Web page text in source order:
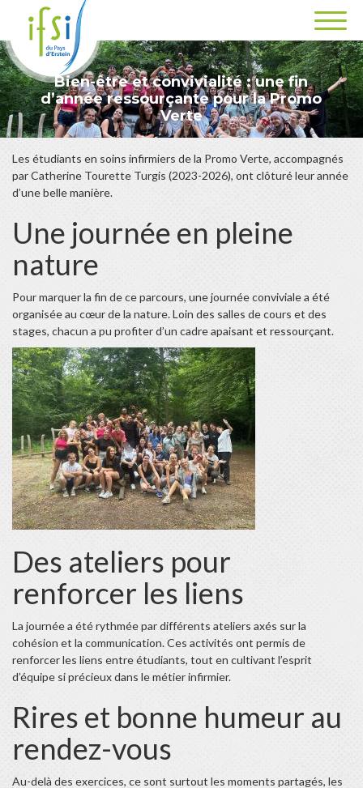
Bien-être et convivialité : une fin
d’année ressourçante pour la Promo
Verte
Les étudiants en soins infirmiers de la Promo Verte, accompagnés
par Catherine Tourette Turgis (2023-2026), ont clôturé leur année
d’une belle manière.
Une journée en pleine
nature
Pour marquer la fin de ce parcours, une journée conviviale a été
organisée au cœur de la nature. Loin des salles de cours et des
stages, chacun a pu profiter d’un cadre apaisant et ressourçant.
Des ateliers pour
renforcer les liens
La journée a été rythmée par différents ateliers axés sur la
cohésion et la communication. Ces activités ont permis de
renforcer les liens entre étudiants, tout en cultivant l’esprit
d’équipe si précieux dans le métier infirmier.
Rires et bonne humeur au
rendez-vous
Au-delà des exercices, ce sont surtout les moments partagés, les